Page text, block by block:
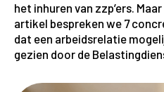
het inhuren van zzp’ers.
artikel bespreken we 7
dat een arbeidsrelatie
gezien door de